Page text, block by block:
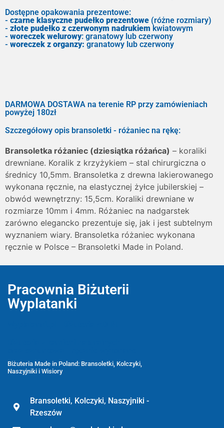
Dostępne opakowania prezentowe:
- czarne klasyczne pudełko prezentowe (różne rozmiary)
- złote pudełko z czerwonym nadrukiem kwiatowym
- woreczek welurowy: granatowy lub czerwony
- woreczek z organzy: granatowy lub czerwony
DARMOWA DOSTAWA na terenie RP przy zamówieniach
powyżej 180zł
Szczegółowy opis bransoletki - różaniec na rękę:
Bransoletka różaniec (dziesiątka różańca) – koraliki
drewniane. Koralik z krzyżykiem – stal chirurgiczna o
średnicy 10,5mm. Bransoletka z drewna lakierowanego
wykonana ręcznie, na elastycznej żyłce jubilerskiej –
obwód wewnętrzny: 15,5cm. Koraliki drewniane w
rozmiarze 10mm i 4mm. Różaniec na nadgarstek
zarówno elegancko prezentuje się, jak i jest subtelnym
wyznaniem wiary. Bransoletka różaniec wykonana
ręcznie w Polsce – Bransoletki Made in Poland.
Pracownia Biżuterii
Wyplatanki
Biżuteria Made in Poland: Bransoletki, Kolczyki,
Naszyjniki i Wisiory
Bransoletki, Kolczyki, Naszyjniki -
Rzeszów